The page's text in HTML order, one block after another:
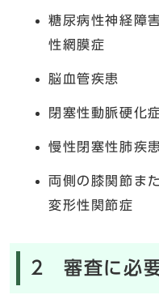
糖尿病性神経障
性網膜症
脳血管疾患
閉塞性動脈硬化
慢性閉塞性肺疾患
両側の膝関節ま
変形性関節症
2 審査に必